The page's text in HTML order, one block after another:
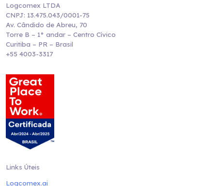
Logcomex LTDA
CNPJ: 13.475.043/0001-75
Av. Cândido de Abreu, 70
Torre B – 1° andar – Centro Cívico
Curitiba – PR – Brasil
+55 4003-3317
Links Úteis
Logcomex.ai